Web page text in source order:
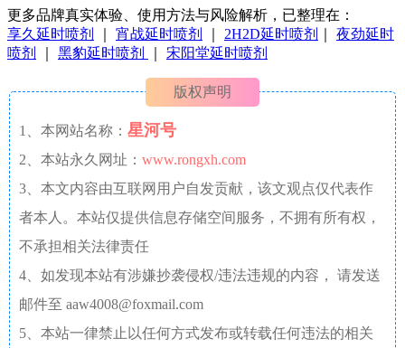
更多品牌真实体验、使用方法与风险解析，已整理在：
享久延时喷剂
宵战延时喷剂 2H2D延时喷剂
夜劲延时
喷剂
黑豹延时喷剂 宋阳堂延时喷剂
版权声明
1、本网站名称： 星河号
2、本站永久网址： www.rongxh.com
3、本文内容由互联网用户自发贡献，该文观点仅代表作
者本人。本站仅提供信息存储空间服务，不拥有所有权，
不承担相关法律责任
4、如发现本站有涉嫌抄袭侵权/违法违规的内容， 请发送
邮件至 aaw4008@foxmail.com
5、本站一律禁止以任何方式发布或转载任何违法的相关